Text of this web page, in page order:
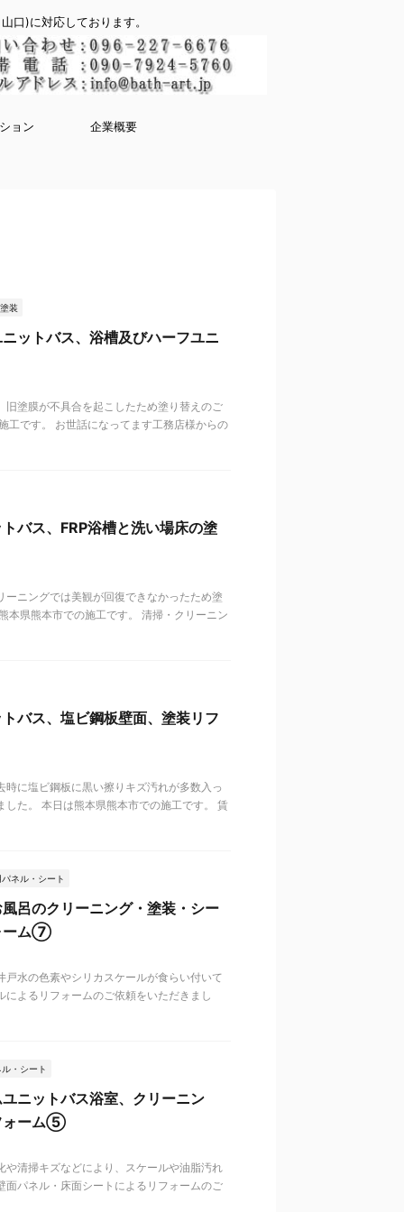
口)に対応しております。
ョン 企業概要
装
ットバス、浴槽及びハーフユニ
塗膜が不具合を起こしたため塗り替えのご
工です。 お世話になってます工務店様からの
バス、FRP浴槽と洗い場床の塗
ニングでは美観が回復できなかったため塗
本県熊本市での施工です。 清掃・クリーニン
バス、塩ビ鋼板壁面、塗装リフ
に塩ビ鋼板に黒い擦りキズ汚れが多数入っ
た。 本日は熊本県熊本市での施工です。 賃
ネル・シート
呂のクリーニング・塗装・シー
ーム⑦
水の色素やシリカスケールが食らい付いて
よるリフォームのご依頼をいただきまし
・シート
ニットバス浴室、クリーニン
ォーム⑤
清掃キズなどにより、スケールや油脂汚れ
パネル・床面シートによるリフォームのご